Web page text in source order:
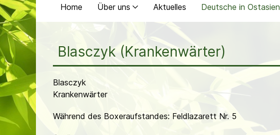
Home Über uns Aktuelles Deutsche in Ostasien
Blasczyk (Krankenwärter)
Blasczyk
Krankenwärter
Während des Boxeraufstandes: Feldlazarett Nr. 5